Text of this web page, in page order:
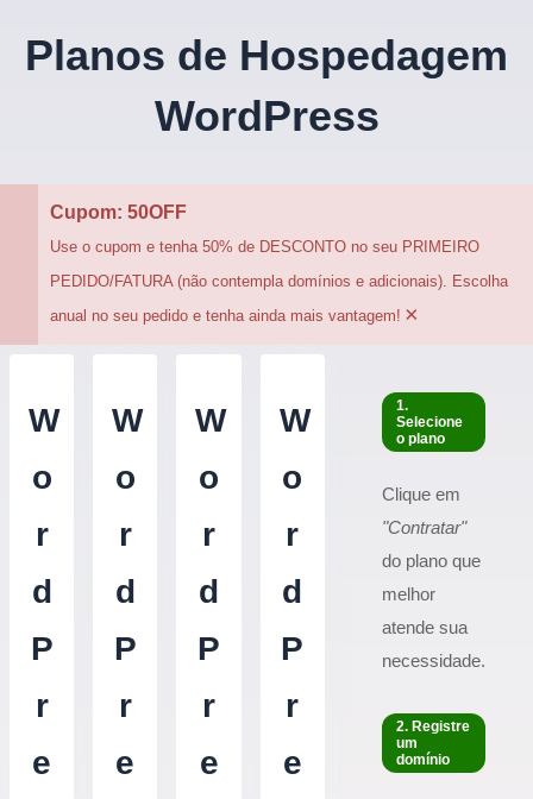
Planos de Hospedagem
WordPress
Cupom: 50OFF
Use o cupom e tenha 50% de DESCONTO no seu PRIMEIRO
PEDIDO/FATURA (não contempla domínios e adicionais). Escolha
anual no seu pedido e tenha ainda mais vantagem! ×
W
o
r
d
P
r
e
W
o
r
d
P
r
e
W
o
r
d
P
r
e
W
o
r
d
P
r
e
1.
Selecione
o plano
Clique em
"Contratar"
do plano que
melhor
atende sua
necessidade.
2. Registre
um
domínio